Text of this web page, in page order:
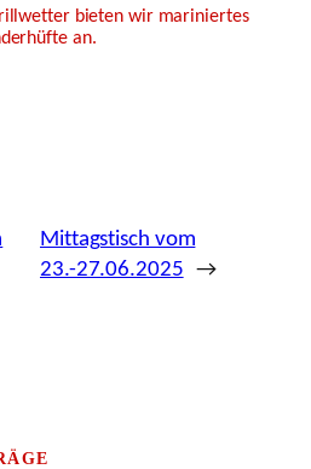
bieten wir mariniertes
an.
Mittagstisch vom
23.-27.06.2025 →